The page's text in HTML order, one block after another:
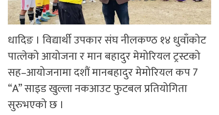
धादिङ । विद्यार्थी उपकार संघ नीलकण्ठ १४ धुवाँकोट
पात्लेको आयोजना र मान बहादुर मेमोरियल ट्रस्टको
सह–आयोजनामा दशौं मानबहादुर मेमोरियल कप 7
“A” साइड खुल्ला नकआउट फुटबल प्रतियोगिता
सुरुभएको छ ।